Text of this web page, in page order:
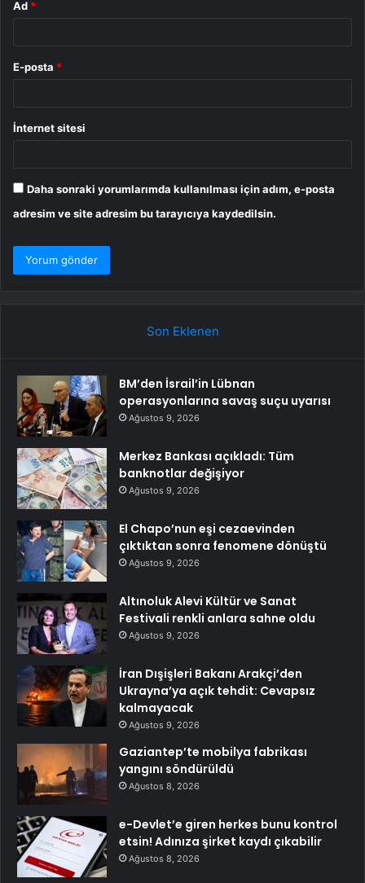
Ad *
E-posta *
İnternet sitesi
Daha sonraki yorumlarımda kullanılması için adım, e-posta
adresim ve site adresim bu tarayıcıya kaydedilsin.
Son Eklenen
BM’den İsrail’in Lübnan
operasyonlarına savaş suçu uyarısı
Ağustos 9, 2026
Merkez Bankası açıkladı: Tüm
banknotlar değişiyor
Ağustos 9, 2026
El Chapo’nun eşi cezaevinden
çıktıktan sonra fenomene dönüştü
Ağustos 9, 2026
Altınoluk Alevi Kültür ve Sanat
Festivali renkli anlara sahne oldu
Ağustos 9, 2026
İran Dışişleri Bakanı Arakçi’den
Ukrayna’ya açık tehdit: Cevapsız
kalmayacak
Ağustos 9, 2026
Gaziantep’te mobilya fabrikası
yangını söndürüldü
Ağustos 8, 2026
e-Devlet’e giren herkes bunu kontrol
etsin! Adınıza şirket kaydı çıkabilir
Ağustos 8, 2026